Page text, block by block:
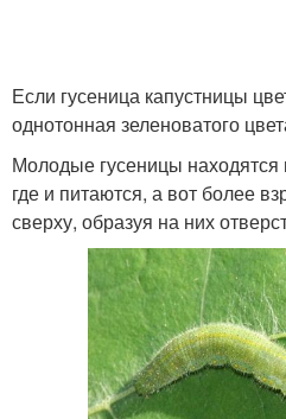
Если гусеница капустницы
однотонная зеленоватого
Молодые гусеницы находятся
где и питаются, а вот более
сверху, образуя на них